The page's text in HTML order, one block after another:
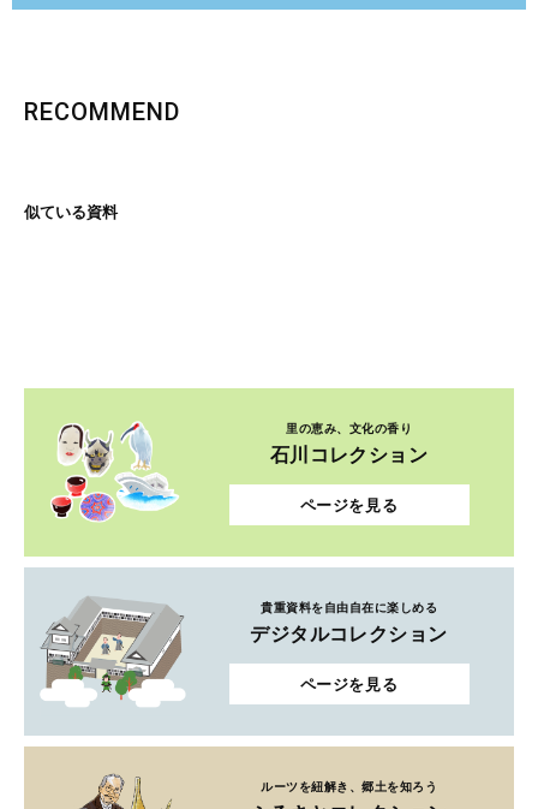
RECOMMEND
似ている資料
里の恵み、文化の香り
石川コレクション
ページを見る
貴重資料を自由自在に楽しめる
デジタルコレクション
ページを見る
ルーツを紐解き、郷土を知ろう